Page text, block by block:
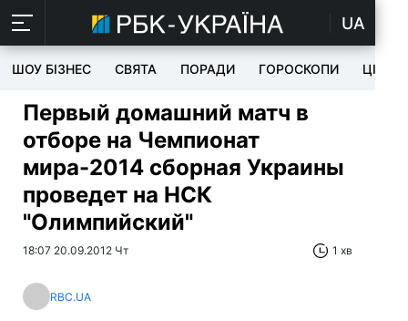
UA
ШОУ БІЗНЕС СВЯТА ПОРАДИ ГОРОСКОПИ ЦІКАВЕ
Первый домашний матч в
отборе на Чемпионат
мира-2014 сборная Украины
проведет на НСК
"Олимпийский"
18:07 20.09.2012 Чт 1 хв
RBC.UA